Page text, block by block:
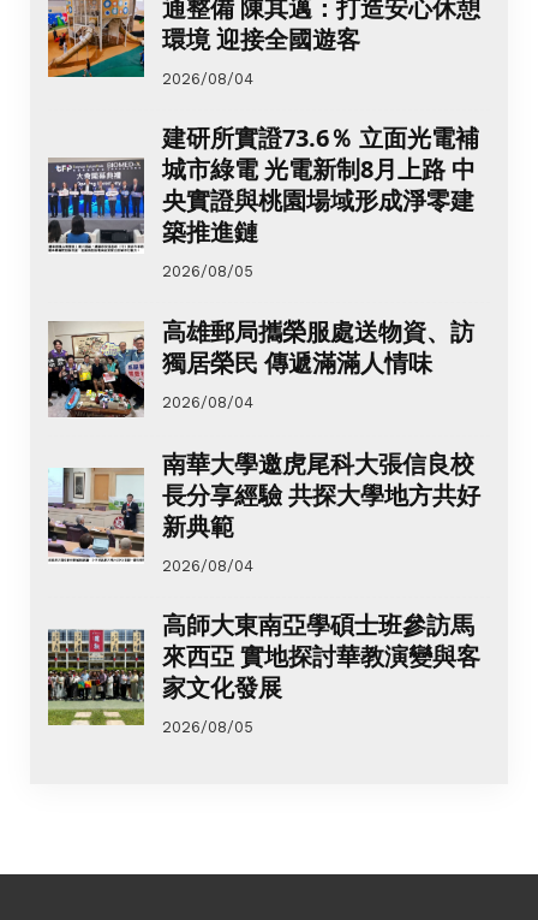
通整備 陳其邁：打造安心休憩
環境 迎接全國遊客
2026/08/04
建研所實證73.6％ 立面光電補
城市綠電 光電新制8月上路 中
央實證與桃園場域形成淨零建
築推進鏈
2026/08/05
高雄郵局攜榮服處送物資、訪
獨居榮民 傳遞滿滿人情味
2026/08/04
南華大學邀虎尾科大張信良校
長分享經驗 共探大學地方共好
新典範
2026/08/04
高師大東南亞學碩士班參訪馬
來西亞 實地探討華教演變與客
家文化發展
2026/08/05